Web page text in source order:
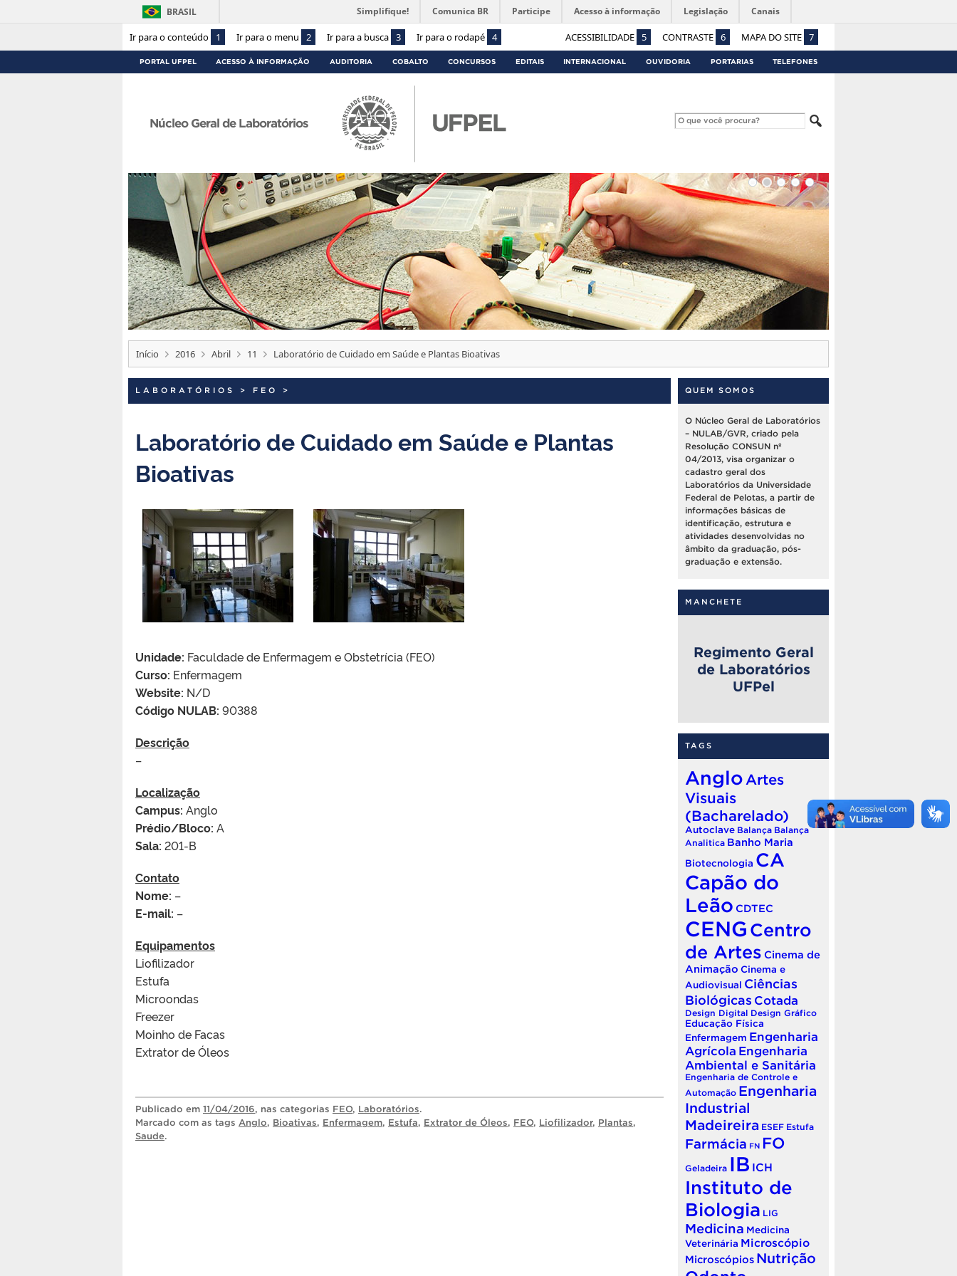
Ir para o conteúdo 1 Ir para o menu 2 Ir para a busca 3 Ir para o rodapé 4 ACESSIBILIDADE 5 CONTRASTE 6 MAPA DO SITE 7
BRASIL Simplifique! Comunica BR Participe Acesso à informação Legislação Canais
PORTAL UFPEL ACESSO À INFORMAÇÃO AUDITORIA COBALTO CONCURSOS EDITAIS INTERNACIONAL OUVIDORIA PORTARIAS TELEFONES
Núcleo Geral de Laboratórios
Início 2016 Abril 11 Laboratório de Cuidado em Saúde e Plantas Bioativas
LABORATÓRIOS > FEO >
Laboratório de Cuidado em Saúde e Plantas
Bioativas
Unidade: Faculdade de Enfermagem e Obstetrícia (FEO)
Curso: Enfermagem
Website: N/D
Código NULAB: 90388
Descrição
–
Localização
Campus: Anglo
Prédio/Bloco: A
Sala: 201-B
Contato
Nome: –
E-mail: –
Equipamentos
Liofilizador
Estufa
Microondas
Freezer
Moinho de Facas
Extrator de Óleos
Publicado em 11/04/2016, nas categorias FEO, Laboratórios.
Marcado com as tags Anglo, Bioativas, Enfermagem, Estufa, Extrator de Óleos, FEO, Liofilizador, Plantas,
Saude.
QUEM SOMOS
O Núcleo Geral de Laboratórios
– NULAB/GVR, criado pela
Resolução CONSUN nº
04/2013, visa organizar o
cadastro geral dos
Laboratórios da Universidade
Federal de Pelotas, a partir de
informações básicas de
identificação, estrutura e
atividades desenvolvidas no
âmbito da graduação, pós-
graduação e extensão.
MANCHETE
Regimento Geral
de Laboratórios
UFPel
TAGS
Anglo Artes
Visuais
(Bacharelado)
Autoclave Balança Balança
Analitica Banho Maria
Biotecnologia CA
Capão do
Leão CDTEC
CENG Centro
de Artes Cinema de
Animação Cinema e
Audiovisual Ciências
Biológicas Cotada
Design Digital Design Gráfico
Educação Física
Enfermagem Engenharia
Agrícola Engenharia
Ambiental e Sanitária
Engenharia de Controle e
Automação Engenharia
Industrial
Madeireira ESEF Estufa
Farmácia FN FO
Geladeira IB ICH
Instituto de
Biologia LIG
Medicina Medicina
Veterinária Microscópio
Microscópios Nutrição